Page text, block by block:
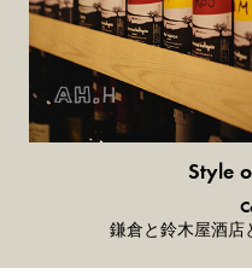
Style
普
普通
鎌倉と鈴木屋酒店